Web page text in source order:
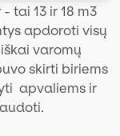
- tai 13 ir 18 m3
apdoroti visų
varomų
skirti biriems
apvaliems ir